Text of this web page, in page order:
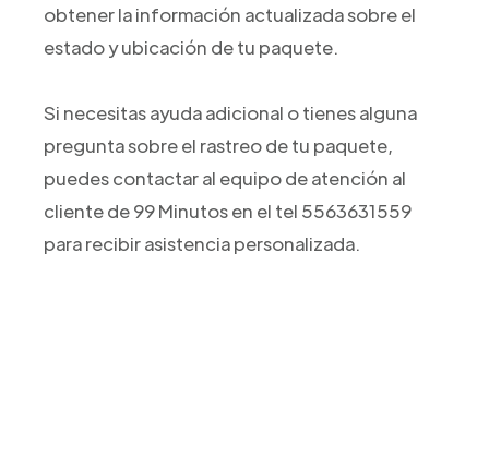
obtener la información actualizada sobre el
estado y ubicación de tu paquete.
Si necesitas ayuda adicional o tienes alguna
pregunta sobre el rastreo de tu paquete,
puedes contactar al equipo de atención al
cliente de 99 Minutos en el tel 5563631559
para recibir asistencia personalizada.